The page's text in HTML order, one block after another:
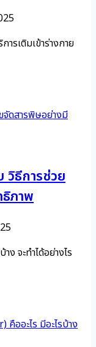
รเติมเข้าร่างกาย
ธีการช่วย
ภาพ
ง จะทำได้อย่างไร